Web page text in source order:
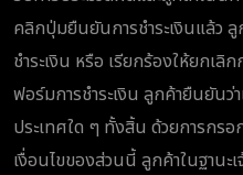
คลิกปุ่มยืนยันการชำระเงินแล้ว ลู
ชำระเงิน หรือ เรียกร้องให้ยกเลิ
ฟอร์มการชำระเงิน ลูกค้ายืนยันว่
ประเทศใด ๆ ทั้งสิ้น ด้วยการกร
เงื่อนไขของส่วนนี้ ลูกค้าในฐานะ